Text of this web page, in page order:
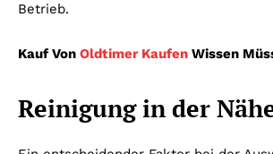
Betrieb.
Kauf Von Oldtimer Kaufen Wissen
Reinigung in der